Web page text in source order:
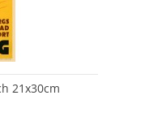
21x30cm